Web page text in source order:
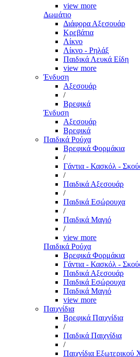
view more
Δωμάτιο
Διάφορα Αξεσουάρ
Κρεβάτια
Λίκνο
Λίκνο - Ρηλάξ
Παιδικά Λευκά Είδη
view more
Ένδυση
Αξεσουάρ
/
Βρεφικά
Ένδυση
Αξεσουάρ
Βρεφικά
Παιδικά Ρούχα
Βρεφικά Φορμάκια
/
Γάντια - Κασκόλ -
/
Παιδικά Αξεσουάρ
/
Παιδικά Εσώρουχα
/
Παιδικά Μαγιό
/
view more
Παιδικά Ρούχα
Βρεφικά Φορμάκια
Γάντια - Κασκόλ -
Παιδικά Αξεσουάρ
Παιδικά Εσώρουχα
Παιδικά Μαγιό
view more
Παιχνίδια
Βρεφικά Παιχνίδια
/
Παιδικά Παιχνίδια
/
Παιχνίδια Εξωτερικού